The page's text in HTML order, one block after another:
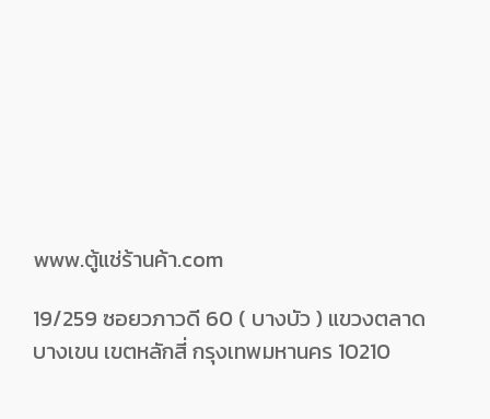
www.ตู้แช่ร้านค้า.com
19/259 ซอยวภาวดี 60 ( บางบัว ) แขวงตลาด
บางเขน เขตหลักสี่ กรุงเทพมหานคร 10210